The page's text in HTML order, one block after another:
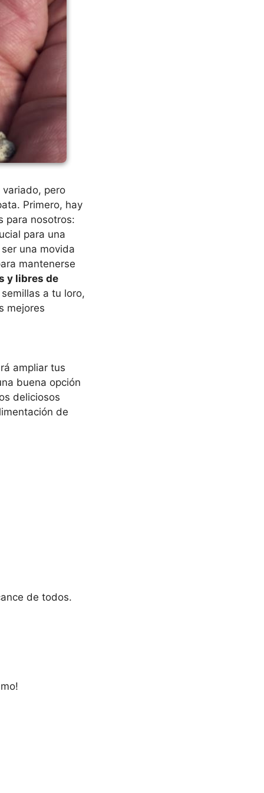
pero
Primero, hay
para nosotros:
para una
una movida
mantenerse
y libres de
a tu loro,
mejores
ampliar tus
buena opción
deliciosos
de
de todos.